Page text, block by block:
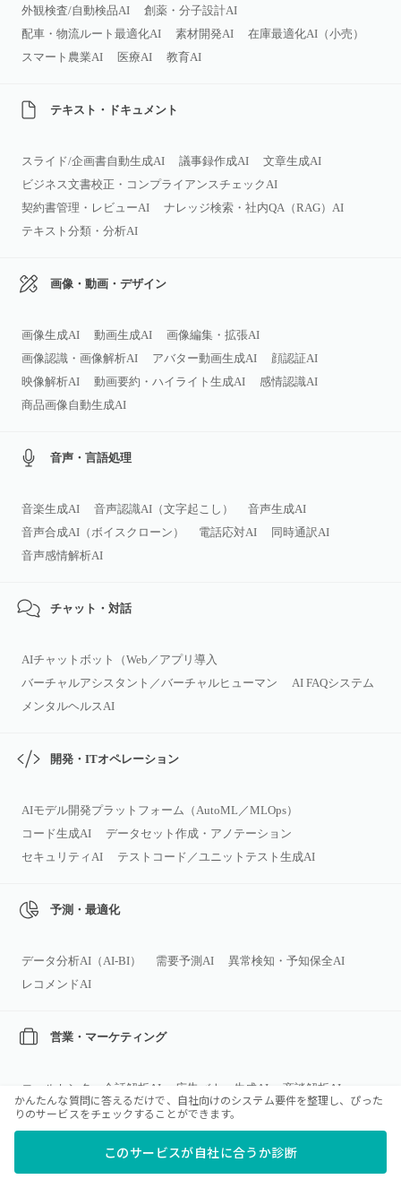
外観検査/自動検品AI
創薬・分子設計AI
配車・物流ルート最適化AI
素材開発AI
在庫最適化AI（小売）
スマート農業AI
医療AI 教育AI
テキスト・ドキュメント
スライド/企画書自動生成AI 議事録作成AI
文章生成AI
ビジネス文書校正・コンプライアンスチェックAI
契約書管理・レビューAI
ナレッジ検索・社内QA（RAG）AI
テキスト分類・分析AI
画像・動画・デザイン
画像生成AI 動画生成AI
画像編集・拡張AI
画像認識・画像解析AI
アバター動画生成AI
顔認証AI
映像解析AI
動画要約・ハイライト生成AI
感情認識AI
商品画像自動生成AI
音声・言語処理
音楽生成AI 音声認識AI（文字起こし）
音声生成AI
音声合成AI（ボイスクローン）
電話応対AI
同時通訳AI
音声感情解析AI
チャット・対話
AIチャットボット（Web／アプリ導入
バーチャルアシスタント／バーチャルヒューマン
AI FAQシステム
メンタルヘルスAI
開発・ITオペレーション
AIモデル開発プラットフォーム（AutoML／MLOps）
コード生成AI
データセット作成・アノテーション
セキュリティAI
テストコード／ユニットテスト生成AI
予測・最適化
データ分析AI（AI‑BI） 需要予測AI
異常検知・予知保全AI
レコメンドAI
営業・マーケティング
コールセンター会話解析AI 広告バナー生成AI
商談解析AI
マーケティング／広告向けAIツール
広告キャンペーン自動運用AI
営業支援AIツール
顧客離反（チャーン）予測AI
マーケデータ統合・アトリビューションAI
かんたんな質問に答えるだけで、自社向けのシステム要件を整理し、ぴった
りのサービスをチェックすることができます。
このサービスが自社に合うか診断